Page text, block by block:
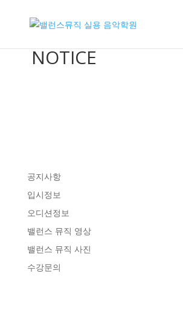
NOTICE
공지사항
입시정보
오디션정보
밸런스 뮤직 영상
밸런스 뮤직 사진
수강문의